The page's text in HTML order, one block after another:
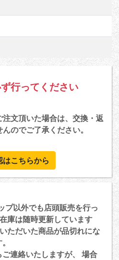
行ってください
文頂いた場合は、交換・返
のでご了承ください。
はこちらから
以外でも店頭販売を行っ
庫は随時更新しています
ただいた商品が品切れにな
連絡いたしますが、 場合